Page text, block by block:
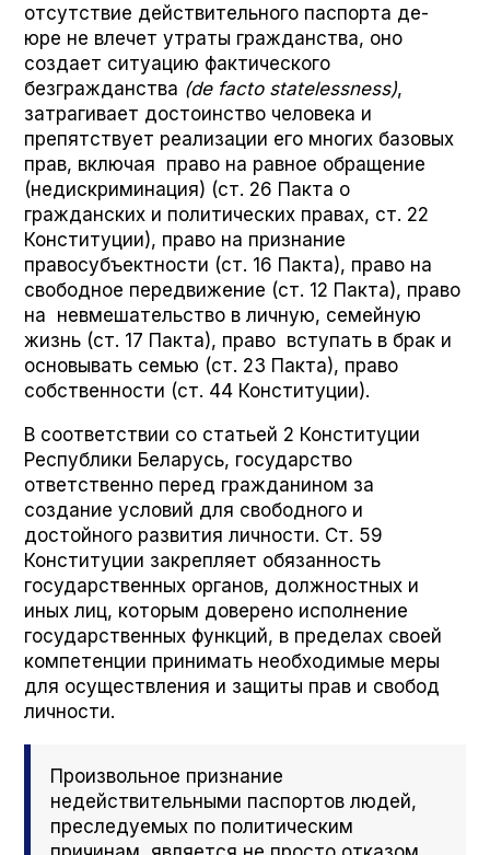
отсутствие действительного паспорта де-
юре не влечет утраты гражданства, оно
создает ситуацию фактического
безгражданства (de fac­to state­less­ness),
затрагивает достоинство человека и
препятствует реализации его многих базовых
прав, включая право на равное обращение
(недискриминация) (ст. 26 Пакта о
гражданских и политических правах, ст. 22
Конституции), право на признание
правосубъектности (ст. 16 Пакта), право на
свободное передвижение (ст. 12 Пакта), право
на невмешательство в личную, семейную
жизнь (ст. 17 Пакта), право вступать в брак и
основывать семью (ст. 23 Пакта), право
собственности (ст. 44 Конституции).
В соответствии со статьей 2 Конституции
Республики Беларусь, государство
ответственно перед гражданином за
создание условий для свободного и
достойного развития личности. Ст. 59
Конституции закрепляет обязанность
государственных органов, должностных и
иных лиц, которым доверено исполнение
государственных функций, в пределах своей
компетенции принимать необходимые меры
для осуществления и защиты прав и свобод
личности.
Произвольное признание
недействительными паспортов людей,
преследуемых по политическим